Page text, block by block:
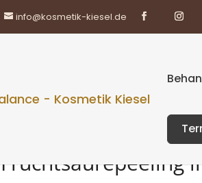
info@kosmetik-kiesel.de
Fruchtsäurepeeling